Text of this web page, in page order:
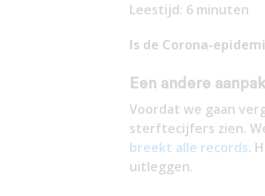
Leestijd: 6 minuten
Is de Corona-
Een andere
Voordat we gaan
sterftecijfers zien.
breekt alle records.
uitleggen.